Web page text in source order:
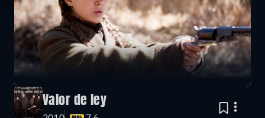
Valor de ley